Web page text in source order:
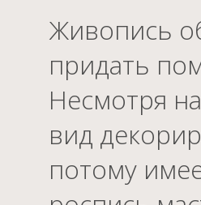
Живопись
придать
Несмотря
вид
потому